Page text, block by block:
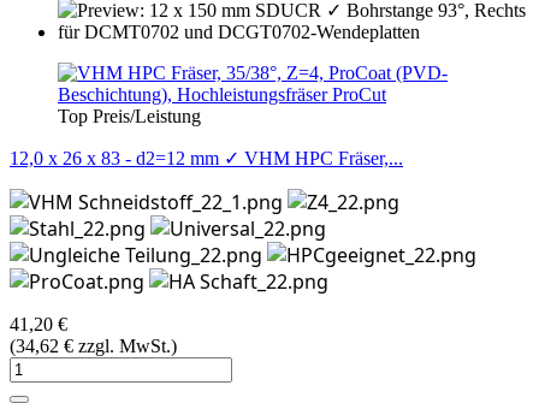
Top Preis/Leistung
12,0 x 26 x 83 - d2=12 mm ✓ VHM HPC Fräser,...
41,20 €
(34,62 € zzgl. MwSt.)